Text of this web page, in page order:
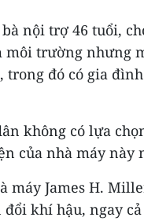
nội trợ 46 tuổi,
trường nhưng
đó có gia
không có lựa
của nhà máy này
máy James H.
khí hậu, ngay